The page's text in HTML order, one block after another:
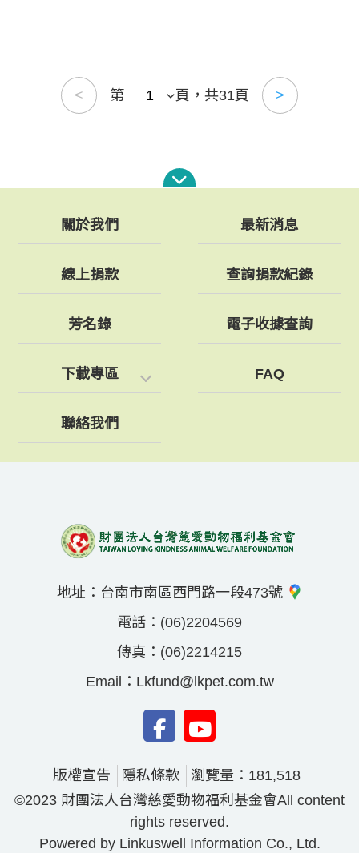
< 第 頁，共31頁 >
關於我們 最新消息
線上捐款 查詢捐款紀錄
芳名錄 電子收據查詢
下載專區 FAQ
聯絡我們
地址： 台南市南區西門路一段473號
電話： (06)2204569
傳真： (06)2214215
Email： Lkfund@lkpet.com.tw
版權宣告 隱私條款
瀏覽量：181,518
©2023 財團法人台灣慈愛動物福利基金會All content
rights reserved.
Powered by Linkuswell Information Co., Ltd.